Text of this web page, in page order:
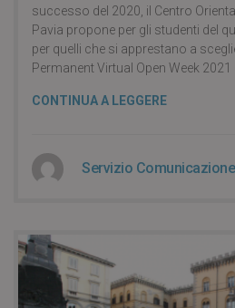
successo del 2020, il Centro
Pavia propone per gli studenti del
per quelli che si apprestano a
Permanent Virtual Open Week 2021
CONTINUA A LEGGERE
Servizio Comunicazione